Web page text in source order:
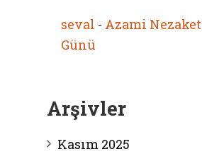
seval - Azami Nezaket
Günü
Arşivler
Kasım 2025